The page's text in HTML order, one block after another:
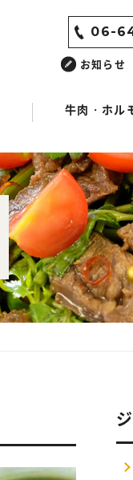
06-
牛肉・ホル
お知らせ